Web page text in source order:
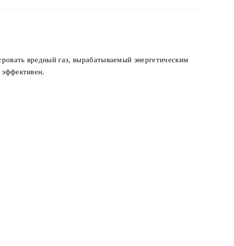
вредный газ, вырабатываемый энергетическим